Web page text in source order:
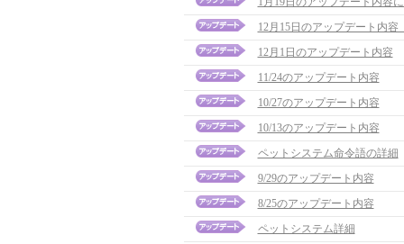
12月15日のアップデート内
12月1日のアップデート内容
11/24のアップデート内容
10/27のアップデート内容
10/13のアップデート内容
ペットシステム命令語の詳細
9/29のアップデート内容
8/25のアップデート内容
ペットシステム詳細